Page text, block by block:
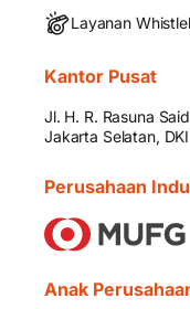
Layanan
Kantor Pusat
Jl. H. R. Rasuna
Jakarta Selatan,
Perusahaan
Anak